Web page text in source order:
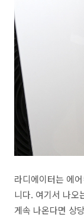
라디에이터는 에
니다. 여기서 나오
게속 나온다면 상